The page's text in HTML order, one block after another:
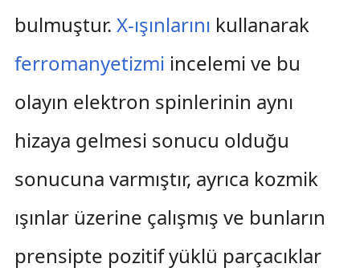
bulmuştur. X-ışınlarını kullanarak
ferromanyetizmi incelemi ve bu
olayın elektron spinlerinin aynı
hizaya gelmesi sonucu olduğu
sonucuna varmıştır, ayrıca kozmik
ışınlar üzerine çalışmış ve bunların
prensipte pozitif yüklü parçacıklar